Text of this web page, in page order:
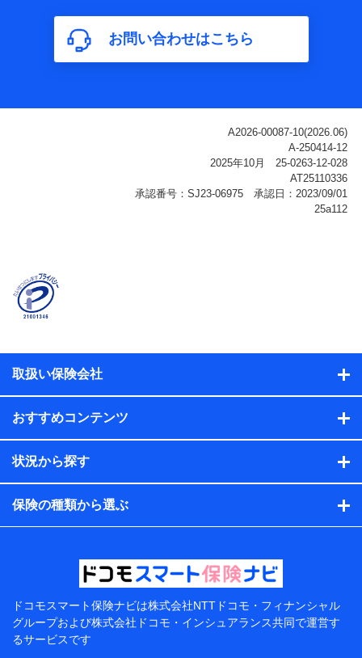
構成、住所、dポイント残高、dポイント利用履歴などが
含まれます。
利用情報
ご契約状態・ご利用履歴インターネット利用時の行動に
関する情報、アプリケーション利用時の行動に関する情
報、購入されたサービスや商品の名称・購入場所・決済
に関する情報、アンケートの回答に関する情報などが含
名、住所、生年月日、性別、保険契約者と被保険者の関
係、保険加入の目的、保険商品の内容、保険料、保険料
のお支払方法、車のメーカーや走行距離などの情報、建
ル内容や送信履歴の情報及び保険の更改案内等を提供し
保険契約情報
当社または株式会社NTTドコモ・フィナンシャルグルー
プが取得し、又は保有する保険契約に関する情報。例と
して、保険契約者及び被保険者の氏名、住所、生年月
日、性別、保険契約者と被保険者の関係、保険加入の目
的、保険商品の内容、保険料、保険料のお支払方法、車
のメーカーや走行距離などの情報、建物の構造や築年数
などの情報、ペットの種類や年齢などの情報などが含ま
提供当事者から受領当事者が個人データを取得する方法
電子的・電磁的方法等
【共同して利用する者の範囲】
当社
株式会社NTTドコモ・フィナンシャルグループ
お問い合わせはこちら
取扱い保険会社
おすすめコンテンツ
状況から探す
保険の種類から選ぶ
ドコモスマート保険ナビは株式会社NTTドコモ・フィナンシャル
グループおよび株式会社ドコモ・インシュアランス共同で運営す
るサービスです